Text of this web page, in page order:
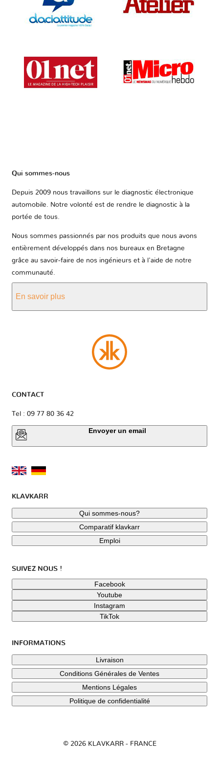
Qui sommes-nous
Depuis 2009 nous travaillons sur le diagnostic électronique
automobile. Notre volonté est de rendre le diagnostic à la
portée de tous.
Nous sommes passionnés par nos produits que nous avons
entièrement développés dans nos bureaux en Bretagne
grâce au savoir-faire de nos ingénieurs et à l'aide de notre
communauté.
En savoir plus
CONTACT
Tel : 09 77 80 36 42
Envoyer un email
KLAVKARR
Qui sommes-nous?
Comparatif klavkarr
Emploi
SUIVEZ NOUS !
Facebook
Youtube
Instagram
TikTok
INFORMATIONS
Livraison
Conditions Générales de Ventes
Mentions Légales
Politique de confidentialité
© 2026 KLAVKARR - FRANCE